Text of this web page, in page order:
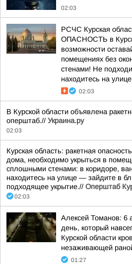
02:03
РСЧС Курская
ОПАСНОСТЬ в
возможности
помещениях без
стенами! Не
находитесь на
02:03
В Курской области объявлена
оперштаб.// Украина.ру
02:03
Курская область: ракетная
дома, необходимо укрыться в
сплошными стенами: в коридоре,
находитесь на улице — зайдите в
подходящее укрытие.// Оперштаб
02:03
Алексей Томанов: 6
день, который
Курской области
незаживающей
01:27